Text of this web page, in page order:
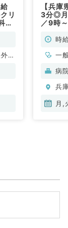
リ
一
内
内
【兵
3分◎月
／9時
（一時
一
病
兵
月,